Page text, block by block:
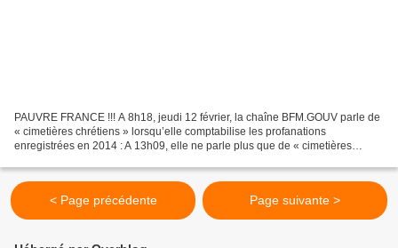
PAUVRE FRANCE !!! A 8h18, jeudi 12 février, la chaîne BFM.GOUV parle de
« cimetières chrétiens » lorsqu’elle comptabilise les profanations
enregistrées en 2014 : A 13h09, elle ne parle plus que de « cimetières
< Page précédente Page suivante >